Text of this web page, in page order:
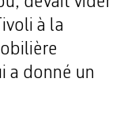
à la
a donné un